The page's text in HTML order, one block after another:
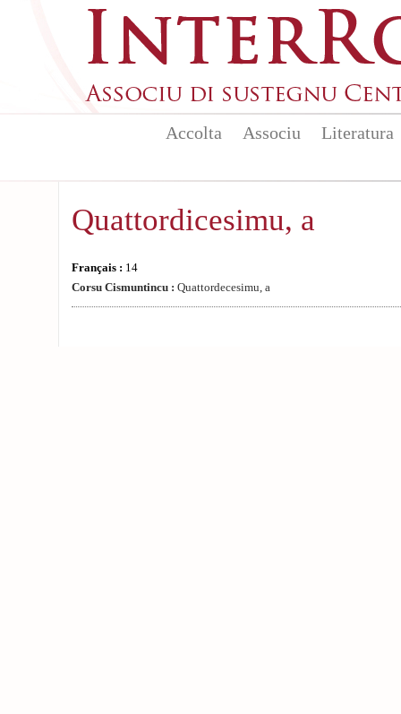
Accolta Associu Literatura
Quattordicesimu, a
Français : 14
Corsu Cismuntincu : Quattordecesimu, a